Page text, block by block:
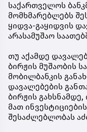
საქართველოს
მომხმარებლებს
ყიდვა-გაყიდვის
არასამუშაო
თუ აქამდე
ბირჟის მუშაობის
მობილბანკის
დავალებების
ბირჟის გახსნამდე,
მათ
შესაძლებლობას